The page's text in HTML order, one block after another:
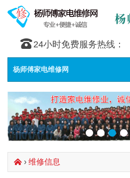
󰇯 24小时免费服务热线：
杨师傅家电维修网
󰄫 › 维修信息